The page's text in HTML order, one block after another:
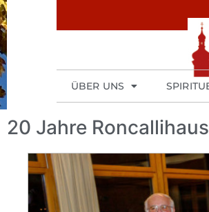
ÜBER UNS
20 Jahre